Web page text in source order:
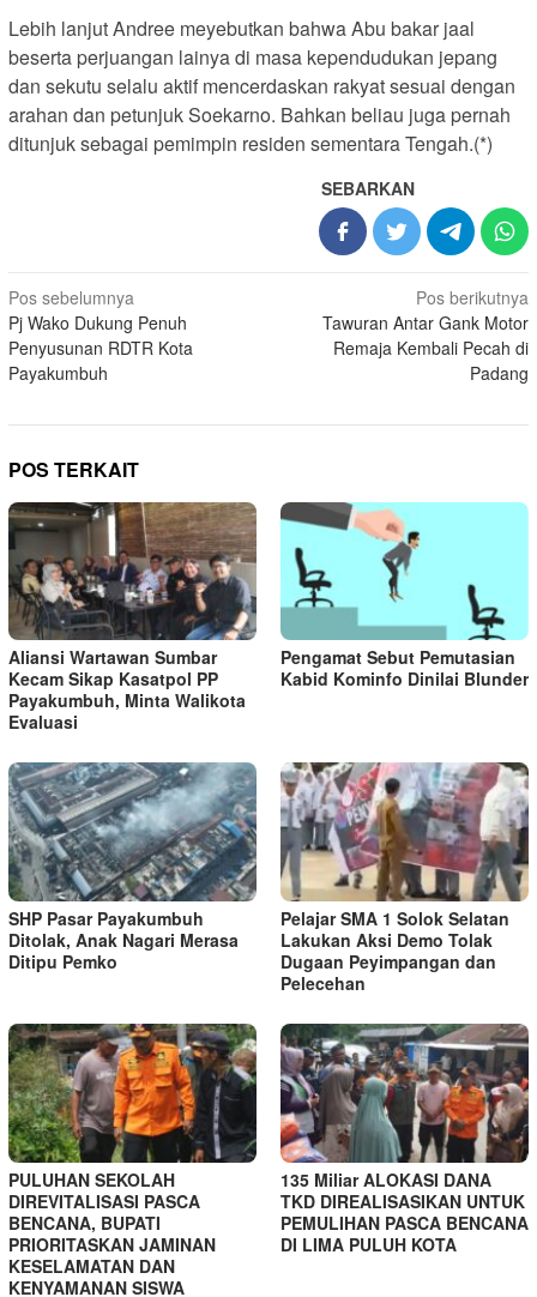
Lebih lanjut Andree meyebutkan bahwa Abu bakar jaal
beserta perjuangan lainya di masa kependudukan jepang
dan sekutu selalu aktif mencerdaskan rakyat sesuai dengan
arahan dan petunjuk Soekarno. Bahkan beliau juga pernah
ditunjuk sebagai pemimpin residen sementara Tengah.(*)
SEBARKAN
Navigasi
pos
Pos sebelumnya
Pj Wako Dukung Penuh
Penyusunan RDTR Kota
Payakumbuh
Pos berikutnya
Tawuran Antar Gank Motor
Remaja Kembali Pecah di
Padang
POS TERKAIT
Aliansi Wartawan Sumbar
Kecam Sikap Kasatpol PP
Payakumbuh, Minta Walikota
Evaluasi
Pengamat Sebut Pemutasian
Kabid Kominfo Dinilai Blunder
SHP Pasar Payakumbuh
Ditolak, Anak Nagari Merasa
Ditipu Pemko
Pelajar SMA 1 Solok Selatan
Lakukan Aksi Demo Tolak
Dugaan Peyimpangan dan
Pelecehan
PULUHAN SEKOLAH
DIREVITALISASI PASCA
BENCANA, BUPATI
PRIORITASKAN JAMINAN
KESELAMATAN DAN
KENYAMANAN SISWA
135 Miliar ALOKASI DANA
TKD DIREALISASIKAN UNTUK
PEMULIHAN PASCA BENCANA
DI LIMA PULUH KOTA